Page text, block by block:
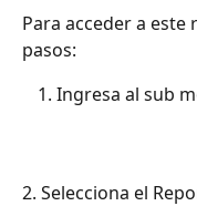
Para acceder a
pasos:
Ingresa al sub
2. Selecciona el